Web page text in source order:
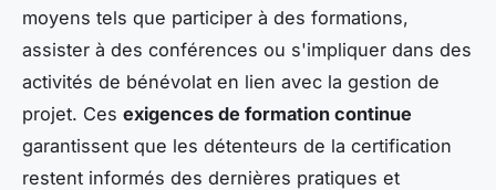
moyens tels que participer à des formations,
assister à des conférences ou s'impliquer dans des
activités de bénévolat en lien avec la gestion de
projet. Ces exigences de formation continue
garantissent que les détenteurs de la certification
restent informés des dernières pratiques et